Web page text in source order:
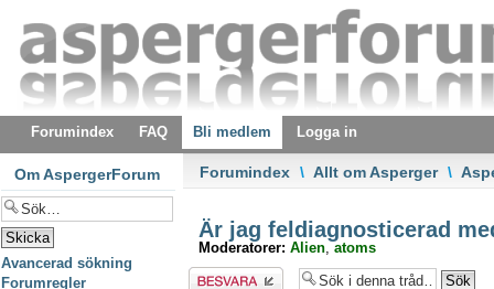
Forumindex FAQ Bli medlem Logga in
Forumindex \ Allt om Asperger \
Är jag feldiagnosticerad
Moderatorer: Alien, atoms
Besvara
Om AspergerForum
Avancerad sökning
Forumregler